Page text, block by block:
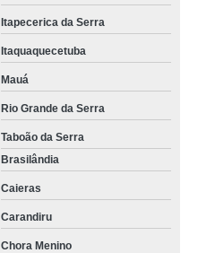
Itapecerica da Serra
Itaquaquecetuba
Mauá
Rio Grande da Serra
Taboão da Serra
Brasilândia
Caieras
Carandiru
Chora Menino